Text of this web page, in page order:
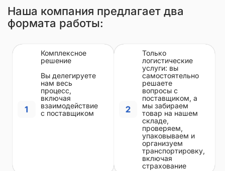
Наша компания предлагает два
формата работы:
Комплексное
решение
Вы делегируете
нам весь
процесс,
включая
взаимодействие
с поставщиком
Только
логистические
услуги: вы
самостоятельно
решаете
вопросы с
поставщиком, а
мы забираем
товар на нашем
складе,
проверяем,
упаковываем и
организуем
транспортировку,
включая
страхование